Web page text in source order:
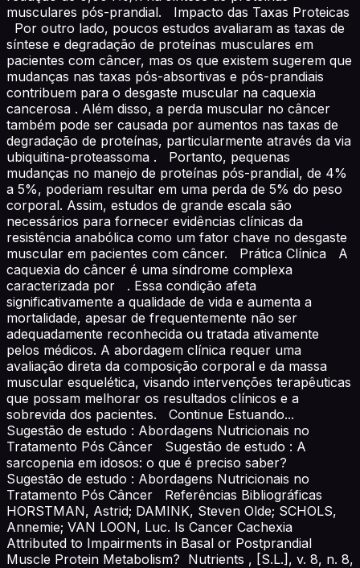
musculares pós-prandial. Impacto das Taxas Proteicas
Por outro lado, poucos estudos avaliaram as taxas de
síntese e degradação de proteínas musculares em
pacientes com câncer, mas os que existem sugerem que
mudanças nas taxas pós-absortivas e pós-prandiais
contribuem para o desgaste muscular na caquexia
cancerosa . Além disso, a perda muscular no câncer
também pode ser causada por aumentos nas taxas de
degradação de proteínas, particularmente através da via
ubiquitina-proteassoma . Portanto, pequenas
mudanças no manejo de proteínas pós-prandial, de 4%
a 5%, poderiam resultar em uma perda de 5% do peso
corporal. Assim, estudos de grande escala são
necessários para fornecer evidências clínicas da
resistência anabólica como um fator chave no desgaste
muscular em pacientes com câncer. Prática Clínica A
caquexia do câncer é uma síndrome complexa
caracterizada por . Essa condição afeta
significativamente a qualidade de vida e aumenta a
mortalidade, apesar de frequentemente não ser
adequadamente reconhecida ou tratada ativamente
pelos médicos. A abordagem clínica requer uma
avaliação direta da composição corporal e da massa
muscular esquelética, visando intervenções terapêuticas
que possam melhorar os resultados clínicos e a
sobrevida dos pacientes. Continue Estuando...
Sugestão de estudo : Abordagens Nutricionais no
Tratamento Pós Câncer Sugestão de estudo : A
sarcopenia em idosos: o que é preciso saber?
Sugestão de estudo : Abordagens Nutricionais no
Tratamento Pós Câncer Referências Bibliográficas
HORSTMAN, Astrid; DAMINK, Steven Olde; SCHOLS,
Annemie; VAN LOON, Luc. Is Cancer Cachexia
Attributed to Impairments in Basal or Postprandial
Muscle Protein Metabolism? Nutrients , [S.L.], v. 8, n. 8,